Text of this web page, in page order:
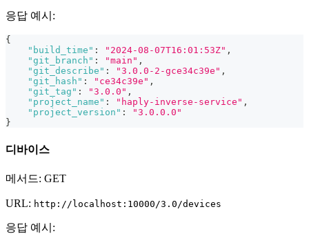
응답 예시:
{
"build_time" : "2024-08-07T16:01:53Z" ,
"git_branch" : "main" ,
"git_describe" : "3.0.0-2-gce34c39e" ,
"git_hash" : "ce34c39e" ,
"git_tag" : "3.0.0" ,
"project_name" : "haply-inverse-service" ,
"project_version" :
"3.0.0.0"
}
디바이스
메서드: GET
URL: http://localhost:10000/3.0/devices
응답 예시: